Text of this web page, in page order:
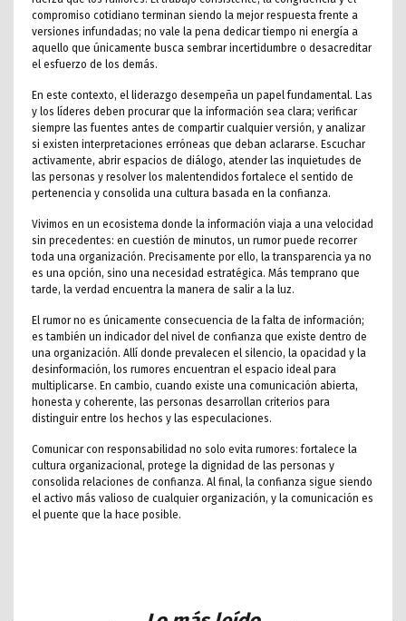
compromiso cotidiano terminan siendo la mejor respuesta frente a
versiones infundadas; no vale la pena dedicar tiempo ni energía a
aquello que únicamente busca sembrar incertidumbre o desacreditar
el esfuerzo de los demás.
En este contexto, el liderazgo desempeña un papel fundamental. Las
y los líderes deben procurar que la información sea clara; verificar
siempre las fuentes antes de compartir cualquier versión, y analizar
si existen interpretaciones erróneas que deban aclararse. Escuchar
activamente, abrir espacios de diálogo, atender las inquietudes de
las personas y resolver los malentendidos fortalece el sentido de
pertenencia y consolida una cultura basada en la confianza.
Vivimos en un ecosistema donde la información viaja a una velocidad
sin precedentes: en cuestión de minutos, un rumor puede recorrer
toda una organización. Precisamente por ello, la transparencia ya no
es una opción, sino una necesidad estratégica. Más temprano que
tarde, la verdad encuentra la manera de salir a la luz.
El rumor no es únicamente consecuencia de la falta de información;
es también un indicador del nivel de confianza que existe dentro de
una organización. Allí donde prevalecen el silencio, la opacidad y la
desinformación, los rumores encuentran el espacio ideal para
multiplicarse. En cambio, cuando existe una comunicación abierta,
honesta y coherente, las personas desarrollan criterios para
distinguir entre los hechos y las especulaciones.
Comunicar con responsabilidad no solo evita rumores: fortalece la
cultura organizacional, protege la dignidad de las personas y
consolida relaciones de confianza. Al final, la confianza sigue siendo
el activo más valioso de cualquier organización, y la comunicación es
el puente que la hace posible.